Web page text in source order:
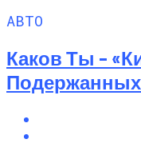
АВТО
Каков Ты –